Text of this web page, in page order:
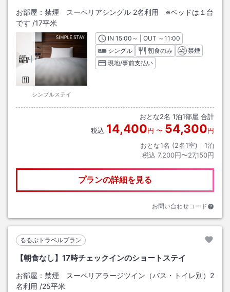
お部屋： 禁煙 スーペリアシングル 2名利用 ※ベッドは１台
です /17平米
シンプルステイ
INチェックイン
15:00 ～ | OUT チェックアウト
～11:00
シングル
朝食のみ
禁煙
現地/事前支払い
おとな2名 1泊1部屋 合計
税込 14,400円 〜 54,300円
おとな1名 (2名1室)｜ 1泊
税込 7,200円〜27,150円
プランの詳細を見る
お問い合わせコード
るるぶトラベルプラン
【朝食なし】17時チェックインのショートステイ
お部屋： 禁煙 スーペリアラージツイン（バス・トイレ別）2
名利用 /25平米